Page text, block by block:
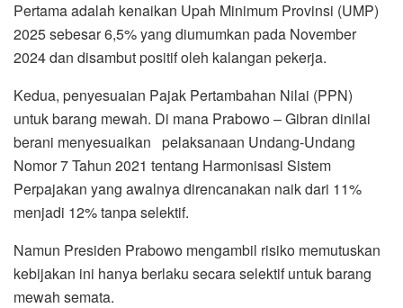
Pertama adalah kenaikan Upah Minimum Provinsi (UMP)
2025 sebesar 6,5% yang diumumkan pada November
2024 dan disambut positif oleh kalangan pekerja.
Kedua, penyesuaian Pajak Pertambahan Nilai (PPN)
untuk barang mewah. Di mana Prabowo – Gibran dinilai
berani menyesuaikan pelaksanaan Undang-Undang
Nomor 7 Tahun 2021 tentang Harmonisasi Sistem
Perpajakan yang awalnya direncanakan naik dari 11%
menjadi 12% tanpa selektif.
Namun Presiden Prabowo mengambil risiko memutuskan
kebijakan ini hanya berlaku secara selektif untuk barang
mewah semata.